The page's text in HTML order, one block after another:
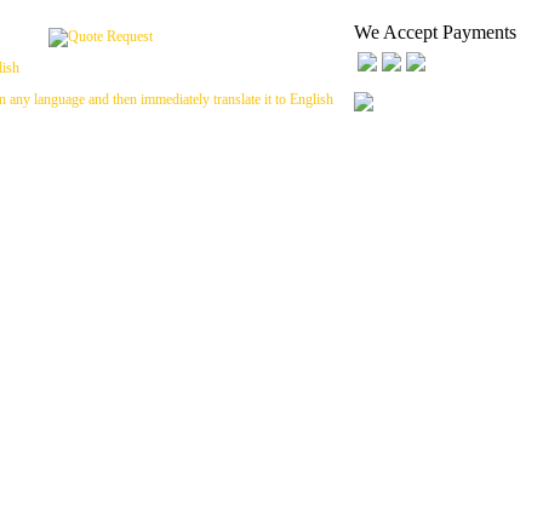
any language and then immediately translate it to English
We Accept Payments